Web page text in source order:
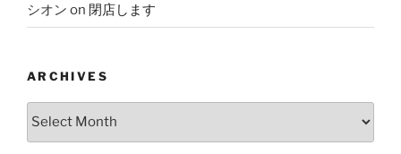
シオン on 閉店します
ARCHIVES
Archives